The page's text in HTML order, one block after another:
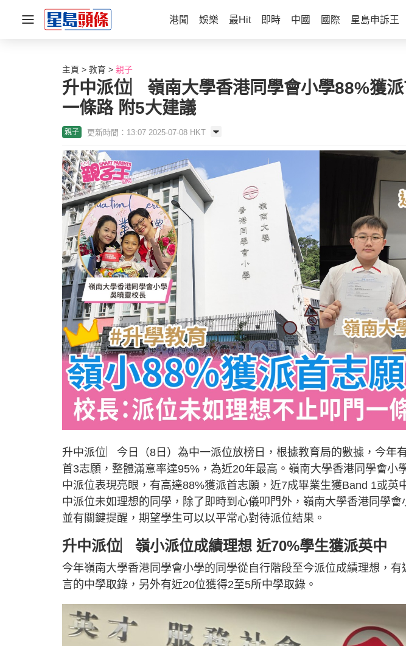
港聞 娛樂 最Hit 即時 中國 國際 星島申訴王
主頁 教育 親子
升中派位︳嶺南大學香港同學會小學88%獲
一條路 附5大建議
親子 更新時間：13:07 2025-07-08 HKT
升中派位︳今日（8日）為中一派位放榜日，根據教育局的數據，今年
首3志願，整體滿意率達95%，為近20年最高。嶺南大學香港同學會小
中派位表現亮眼，有高達88%獲派首志願，近7成畢業生獲Band 1或英
中派位未如理想的同學，除了即時到心儀叩門外，嶺南大學香港同學會
並有關鍵提醒，期望學生可以以平常心對待派位結果。
升中派位︳嶺小派位成績理想 近70%學生獲派英中
今年嶺南大學香港同學會小學的同學從自行階段至今派位成績理想，
言的中學取錄，另外有近20位獲得2至5所中學取錄。